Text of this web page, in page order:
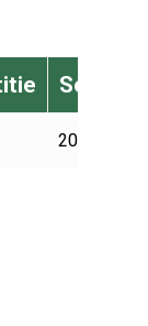
Seizoen
2024-2025